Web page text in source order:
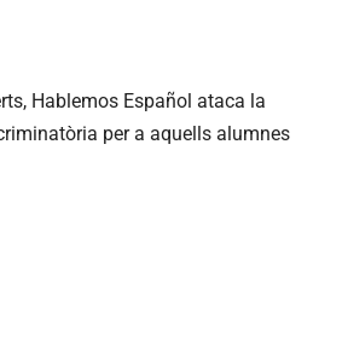
Hablemos Español ataca la
per a aquells alumnes